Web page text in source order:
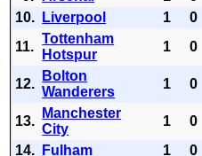
10.
Liverpool 1 0
11.
Tottenham
Hotspur
1 0
12.
Bolton
Wanderers
1 0
13.
Manchester
City
1 0
14.
Fulham 1 0